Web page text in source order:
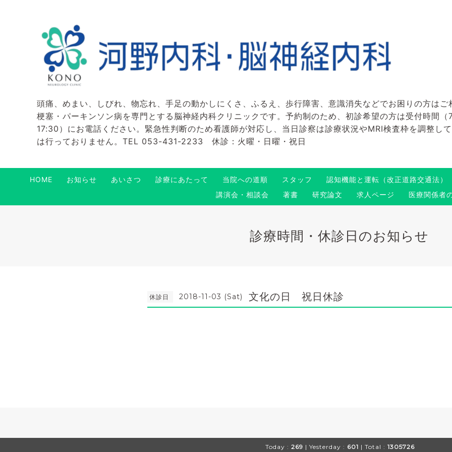
頭痛、めまい、しびれ、物忘れ、手足の動かしにくさ、ふるえ、歩行障害、意識消失などでお困りの方はご
梗塞・パーキンソン病を専門とする脳神経内科クリニックです。予約制のため、初診希望の方は受付時間
17:30）にお電話ください。緊急性判断のため看護師が対応し、当日診察は診療状況やMRI検査枠を調整し
は行っておりません。TEL 053-431-2233 休診：火曜・日曜・祝日
HOME お知らせ あいさつ 診療にあたって 当院への道順 スタッフ 認知機能と運転（改正道路交通法）
講演会・相談会
著書 研究論文 求人ページ 医療関係者
診療時間・休診日のお知らせ
休診日 2018-11-03 (Sat) 文化の日 祝日休診
Today : 269 | Yesterday : 601 | Total : 1305726